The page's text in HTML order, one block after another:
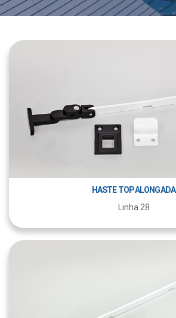
HASTE TOP ALONGADA
Linha 28